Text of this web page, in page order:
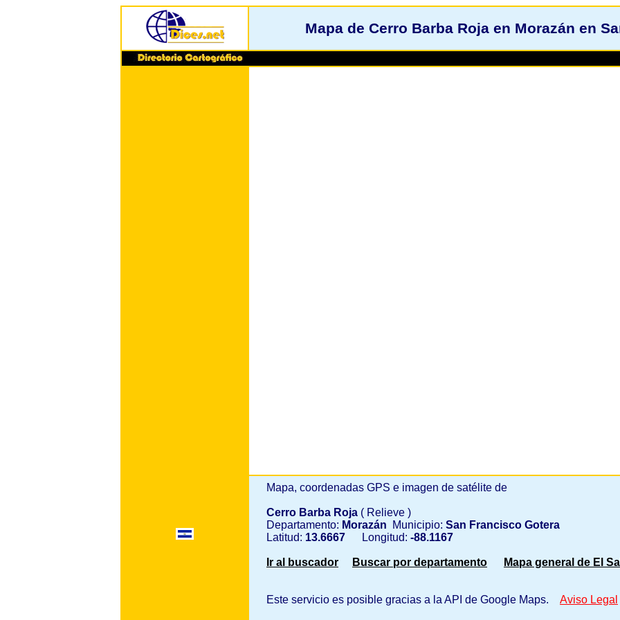
Mapa de Cerro Barba Roja en Morazán en
Mapa, coordenadas GPS e imagen de satélite de
Cerro Barba Roja ( Relieve )
Departamento: Morazán Municipio: San Francisco Gotera
Latitud: 13.6667 Longitud: -88.1167
Ir al buscador Buscar por departamento Mapa general de El
Este servicio es posible gracias a la API de Google Maps. Aviso Legal